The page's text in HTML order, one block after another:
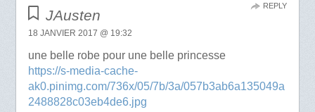
JAusten
18 JANVIER 2017 @ 19:32
une belle robe pour une belle princesse
https://s-media-cache-
ak0.pinimg.com/736x/05/7b/3a/057b3ab6a135049a
2488828c03eb4de6.jpg
REPLY